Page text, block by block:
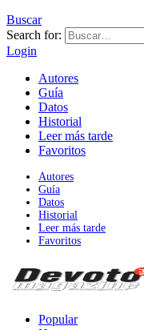
Buscar
Search for:
Login
Autores
Guía
Datos
Historial
Leer más tarde
Favoritos
Autores
Guía
Datos
Historial
Leer más tarde
Favoritos
Popular